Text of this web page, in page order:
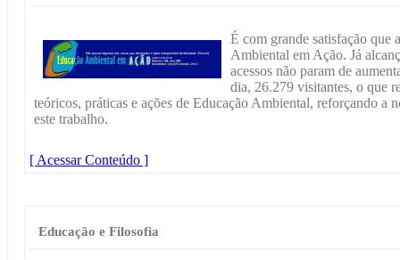
É com grande satisfação que
Ambiental em Ação. Já
acessos não param de
dia, 26.279 visitantes, o que
teóricos, práticas e ações de Educação Ambiental, reforçando a
este trabalho.
[ Acessar Conteúdo ]
Educação e Filosofia